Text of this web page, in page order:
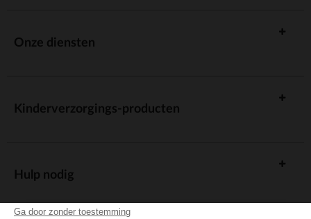
Ga door zonder toestemming
Onze diensten
Kinderverzorgings-producten
Hulp nodig